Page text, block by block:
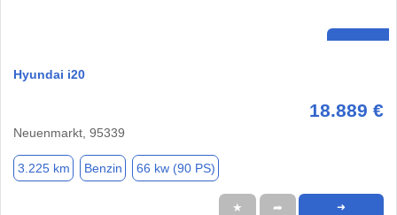
Hyundai i20
18.889 €
Neuenmarkt, 95339
3.225 km Benzin 66 kw (90 PS)
★ ➦ ➜